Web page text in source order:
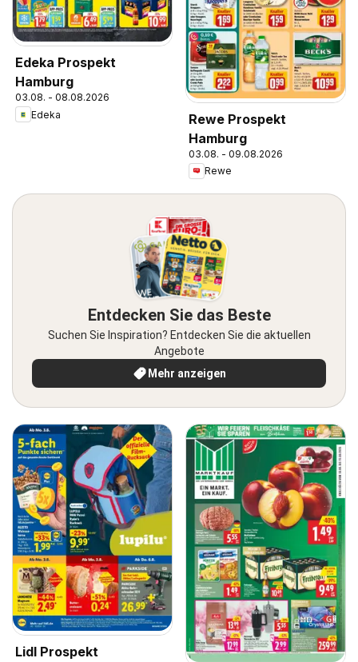
Edeka Prospekt
Hamburg
03.08. - 08.08.2026
Edeka
Rewe Prospekt
Hamburg
03.08. - 09.08.2026
Rewe
Entdecken Sie das Beste
Suchen Sie Inspiration? Entdecken Sie die aktuellen
Angebote
Mehr anzeigen
Lidl Prospekt